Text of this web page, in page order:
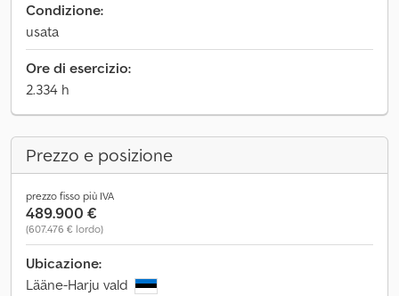
Condizione:
usata
Ore di esercizio:
2.334 h
Prezzo e posizione
prezzo fisso più IVA
489.900 €
(607.476 € lordo)
Ubicazione:
Lääne-Harju vald